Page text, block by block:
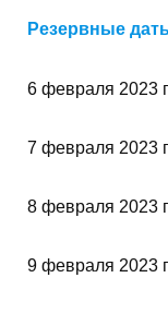
Резервные
6 февраля 2023
7 февраля 2023
8 февраля 2023
9 февраля 2023